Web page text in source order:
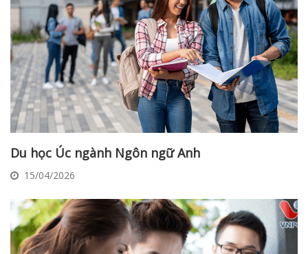
Du học Úc ngành Ngôn ngữ Anh
15/04/2026